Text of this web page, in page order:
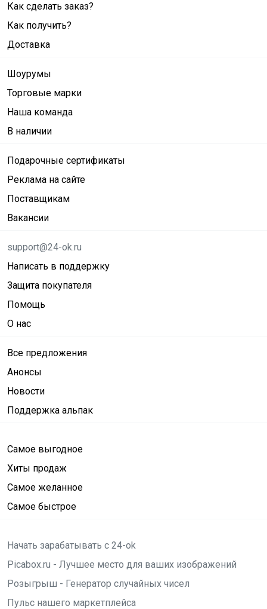
Как сделать заказ?
Как получить?
Доставка
Шоурумы
Торговые марки
Наша команда
В наличии
Подарочные сертификаты
Реклама на сайте
Поставщикам
Вакансии
support@24-ok.ru
Написать в поддержку
Защита покупателя
Помощь
О нас
Все предложения
Анонсы
Новости
Поддержка альпак
Самое выгодное
Хиты продаж
Самое желанное
Самое быстрое
Начать зарабатывать с 24-ok
Picabox.ru - Лучшее место для ваших изображений
Розыгрыш - Генератор случайных чисел
Пульс нашего маркетплейса